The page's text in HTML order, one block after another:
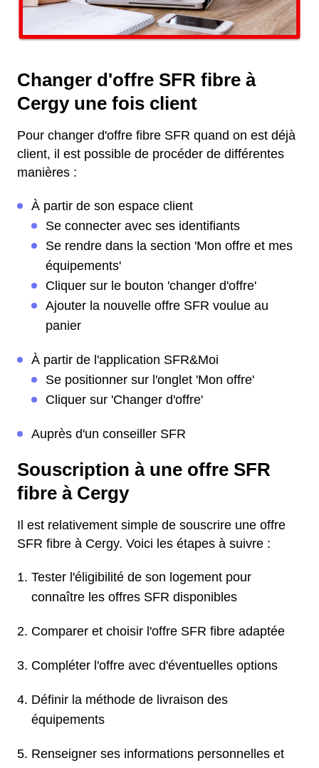
Changer d'offre SFR fibre à
Cergy une fois client
Pour changer d'offre fibre SFR quand on est déjà
client, il est possible de procéder de différentes
manières :
À partir de son espace client
Se connecter avec ses identifiants
Se rendre dans la section 'Mon offre et mes
équipements'
Cliquer sur le bouton 'changer d'offre'
Ajouter la nouvelle offre SFR voulue au
panier
À partir de l'application SFR&Moi
Se positionner sur l'onglet 'Mon offre'
Cliquer sur 'Changer d'offre'
Auprès d'un conseiller SFR
Souscription à une offre SFR
fibre à Cergy
Il est relativement simple de souscrire une offre
SFR fibre à Cergy. Voici les étapes à suivre :
Tester l'éligibilité de son logement pour
connaître les offres SFR disponibles
Comparer et choisir l'offre SFR fibre adaptée
Compléter l'offre avec d'éventuelles options
Définir la méthode de livraison des
équipements
Renseigner ses informations personnelles et